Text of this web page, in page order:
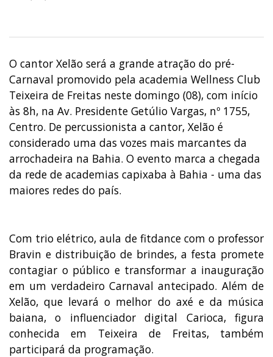
O cantor Xelão será a grande atração do pré-
Carnaval promovido pela academia Wellness Club
Teixeira de Freitas neste domingo (08), com início
às 8h, na Av. Presidente Getúlio Vargas, nº 1755,
Centro. De percussionista a cantor, Xelão é
considerado uma das vozes mais marcantes da
arrochadeira na Bahia. O evento marca a chegada
da rede de academias capixaba à Bahia - uma das
maiores redes do país.
Com trio elétrico, aula de fitdance com o professor
Bravin e distribuição de brindes, a festa promete
contagiar o público e transformar a inauguração
em um verdadeiro Carnaval antecipado. Além de
Xelão, que levará o melhor do axé e da música
baiana, o influenciador digital Carioca, figura
conhecida em Teixeira de Freitas, também
participará da programação.